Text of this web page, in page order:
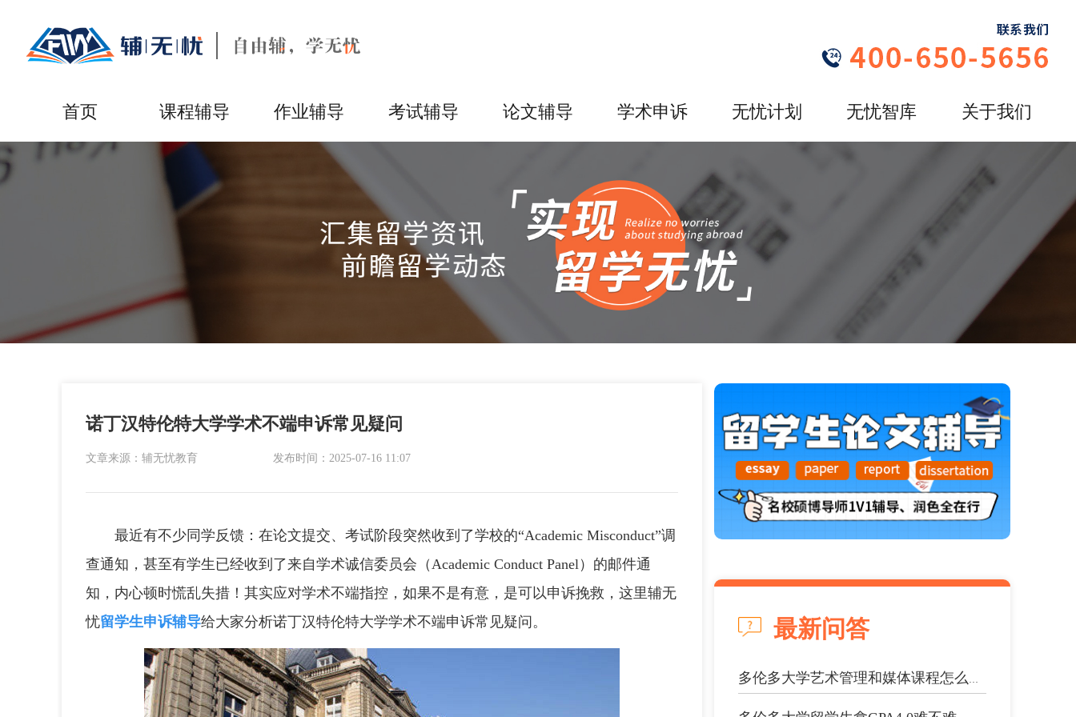
首页 课程辅导 作业辅导 考试辅导 论文辅导 学术申诉 无忧计划 无忧智库 关于我们
诺丁汉特伦特大学学术不端申诉常见疑问
文章来源：辅无忧教育 发布时间：2025-07-16 11:07
最近有不少同学反馈：在论文提交、考试阶段突然收到了学校的“Academic Misconduct”调
查通知，甚至有学生已经收到了来自学术诚信委员会（Academic Conduct Panel）的邮件通
知，内心顿时慌乱失措！其实应对学术不端指控，如果不是有意，是可以申诉挽救，这里辅无
忧留学生申诉辅导给大家分析诺丁汉特伦特大学学术不端申诉常见疑问。 最新问答
多伦多大学艺术管理和媒体课程怎么预习...